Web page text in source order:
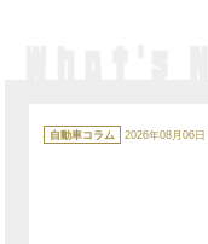
テ
ゴ
自動車コラム 2026年08月06日